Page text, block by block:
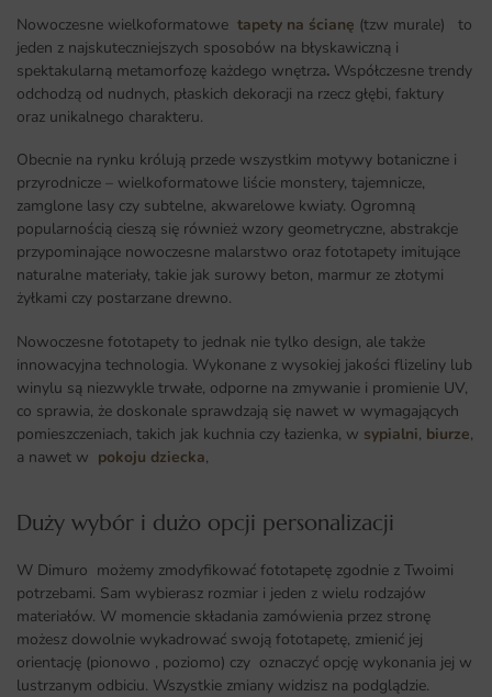
Nowoczesne wielkoformatowe tapety na ścianę (tzw murale) to
jeden z najskuteczniejszych sposobów na błyskawiczną i
spektakularną metamorfozę każdego wnętrza. Współczesne trendy
odchodzą od nudnych, płaskich dekoracji na rzecz głębi, faktury
oraz unikalnego charakteru.
Obecnie na rynku królują przede wszystkim motywy botaniczne i
przyrodnicze – wielkoformatowe liście monstery, tajemnicze,
zamglone lasy czy subtelne, akwarelowe kwiaty. Ogromną
popularnością cieszą się również wzory geometryczne, abstrakcje
przypominające nowoczesne malarstwo oraz fototapety imitujące
naturalne materiały, takie jak surowy beton, marmur ze złotymi
żyłkami czy postarzane drewno.
Nowoczesne fototapety to jednak nie tylko design, ale także
innowacyjna technologia. Wykonane z wysokiej jakości flizeliny lub
winylu są niezwykle trwałe, odporne na zmywanie i promienie UV,
co sprawia, że doskonale sprawdzają się nawet w wymagających
pomieszczeniach, takich jak kuchnia czy łazienka, w sypialni, biurze,
a nawet w pokoju dziecka,
Duży wybór i dużo opcji personalizacji ​
W Dimuro możemy zmodyfikować fototapetę zgodnie z Twoimi
potrzebami. Sam wybierasz rozmiar i jeden z wielu rodzajów
materiałów. W momencie składania zamówienia przez stronę
możesz dowolnie wykadrować swoją fototapetę, zmienić jej
orientację (pionowo , poziomo) czy oznaczyć opcję wykonania jej w
lustrzanym odbiciu. Wszystkie zmiany widzisz na podglądzie.